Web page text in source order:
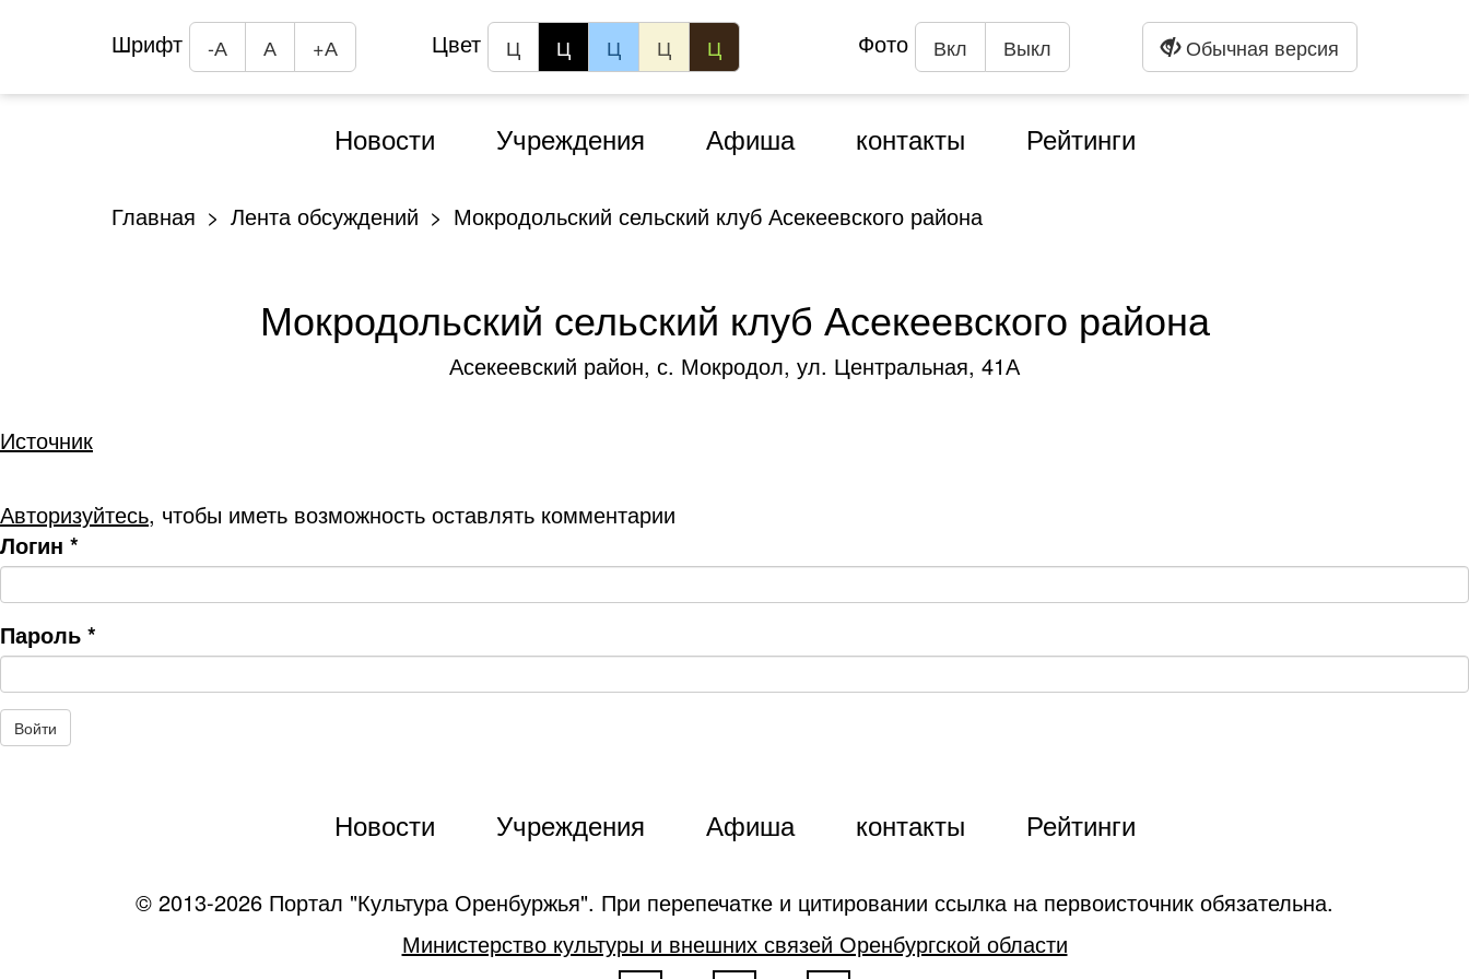
Шрифт -А А +А Цвет Ц Ц Ц Ц Ц Фото Вкл Выкл Обычная версия
Новости Учреждения Афиша контакты Рейтинги
Главная Лента обсуждений Мокродольский сельский клуб Асекеевского района
Мокродольский сельский клуб Асекеевского района
Асекеевский район, с. Мокродол, ул. Центральная, 41А
Источник
Авторизуйтесь, чтобы иметь возможность оставлять комментарии
Логин *
Пароль *
Новости Учреждения Афиша контакты Рейтинги
© 2013-2026 Портал "Культура Оренбуржья". При перепечатке и цитировании ссылка на первоисточник обязательна.
Министерство культуры и внешних связей Оренбургской области